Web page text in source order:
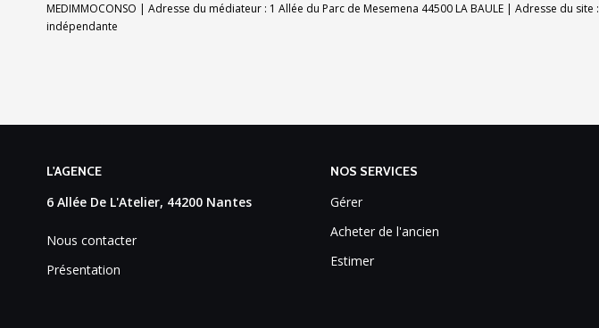
MEDIMMOCONSO | Adresse du médiateur : 1 Allée du Parc de Mesemena 44500 LA BAULE | Adresse du site :
indépendante
L'AGENCE
6 Allée De L'Atelier, 44200 Nantes
Nous contacter
Présentation
NOS SERVICES
Gérer
Acheter de l'ancien
Estimer